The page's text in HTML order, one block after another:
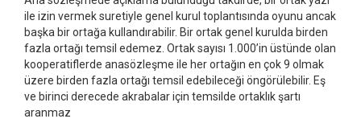
ile izin vermek suretiyle genel kurul toplantısında oyunu ancak
başka bir ortağa kullandırabilir. Bir ortak genel kurulda birden
fazla ortağı temsil edemez. Ortak sayısı 1.000’in üstünde olan
kooperatiflerde anasözleşme ile her ortağın en çok 9 olmak
üzere birden fazla ortağı temsil edebileceği öngörülebilir. Eş
ve birinci derecede akrabalar için temsilde ortaklık şartı
aranmaz